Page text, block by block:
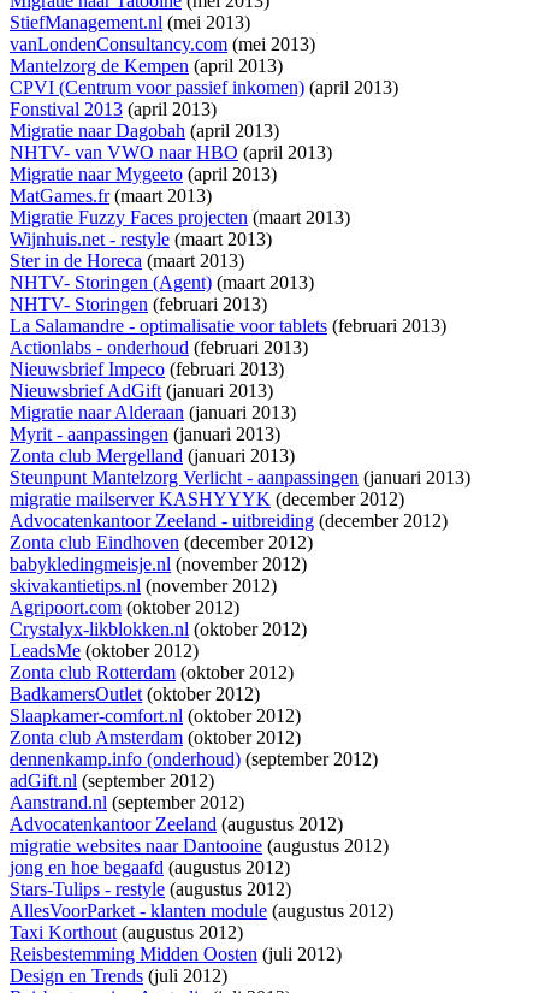
StiefManagement.nl (mei 2013)
vanLondenConsultancy.com (mei 2013)
Mantelzorg de Kempen (april 2013)
CPVI (Centrum voor passief inkomen) (april 2013)
Fonstival 2013 (april 2013)
Migratie naar Dagobah (april 2013)
NHTV- van VWO naar HBO (april 2013)
Migratie naar Mygeeto (april 2013)
MatGames.fr(maart 2013)
Migratie Fuzzy Faces projecten (maart 2013)
Wijnhuis.net - restyle (maart 2013)
Ster in de Horeca (maart 2013)
NHTV- Storingen (Agent) (maart 2013)
NHTV- Storingen (februari 2013)
La Salamandre - optimalisatie voor tablets (februari 2013)
Actionlabs - onderhoud (februari 2013)
Nieuwsbrief Impeco (februari 2013)
Nieuwsbrief AdGift(januari 2013)
Migratie naar Alderaan (januari 2013)
Myrit - aanpassingen (januari 2013)
Zonta club Mergelland (januari 2013)
Steunpunt Mantelzorg Verlicht - aanpassingen (januari 2013)
migratie mailserver KASHYYYK (december 2012)
Advocatenkantoor Zeeland - uitbreiding (december 2012)
Zonta club Eindhoven (december 2012)
babykledingmeisje.nl (november 2012)
skivakantietips.nl (november 2012)
Agripoort.com (oktober 2012)
Crystalyx-likblokken.nl (oktober 2012)
LeadsMe (oktober 2012)
Zonta club Rotterdam (oktober 2012)
BadkamersOutlet(oktober 2012)
Slaapkamer-comfort.nl (oktober 2012)
Zonta club Amsterdam (oktober 2012)
dennenkamp.info (onderhoud) (september 2012)
adGift.nl (september 2012)
Aanstrand.nl (september 2012)
Advocatenkantoor Zeeland (augustus 2012)
migratie websites naar Dantooine (augustus 2012)
jong en hoe begaafd (augustus 2012)
Stars-Tulips - restyle (augustus 2012)
AllesVoorParket - klanten module (augustus 2012)
Taxi Korthout(augustus 2012)
Reisbestemming Midden Oosten (juli 2012)
Design en Trends (juli 2012)